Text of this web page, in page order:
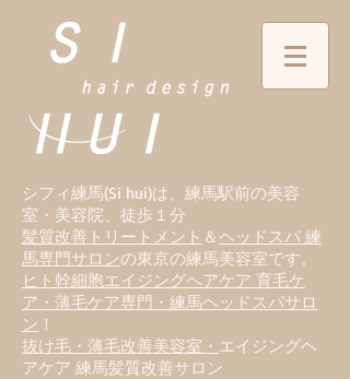
シフィ練馬(Si hui)は、 練馬駅前の美容
室・美容院、徒歩１分
髪質改善トリートメント ＆ヘッドスパ 練
馬専門サロンの東京の練馬美容室です。
ヒト幹細胞エイジングヘアケア 育毛ケ
ア・薄毛ケア専門・練馬ヘッドスパサロ
ン ！
抜け毛・薄毛改善美容室・ エイジングヘ
アケア 練馬髪質改善サロン